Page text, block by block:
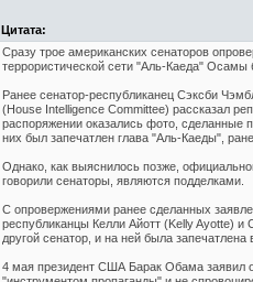
Цитата:
Сразу трое американских сенаторов
террористической сети "Аль-Каеда"
Ранее сенатор-республиканец Сэксби
(House Intelligence Committee) рассказал
распоряжении оказались фото, сделанные
них был запечатлен глава "Аль-Каеды",
Однако, как выяснилось позже,
говорили сенаторы, являются подделками.
С опровержениями ранее сделанных
республиканцы Келли Айотт (Kelly Ayotte) и
другой сенатор, и на ней была
4 мая президент США Барак Обама заявил